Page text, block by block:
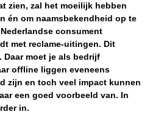
zien, zal het moeilijk hebben
én om naamsbekendheid op te
consument
met reclame-uitingen. Dit
Daar moet je als bedrijf
offline liggen eveneens
zijn en toch veel impact kunnen
een goed voorbeeld van. In
in.